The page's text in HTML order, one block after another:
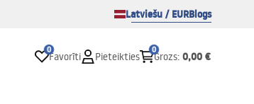
Latviešu / EURBlogs
0
Favorīti Pieteikties
0
Grozs: 0,00 €